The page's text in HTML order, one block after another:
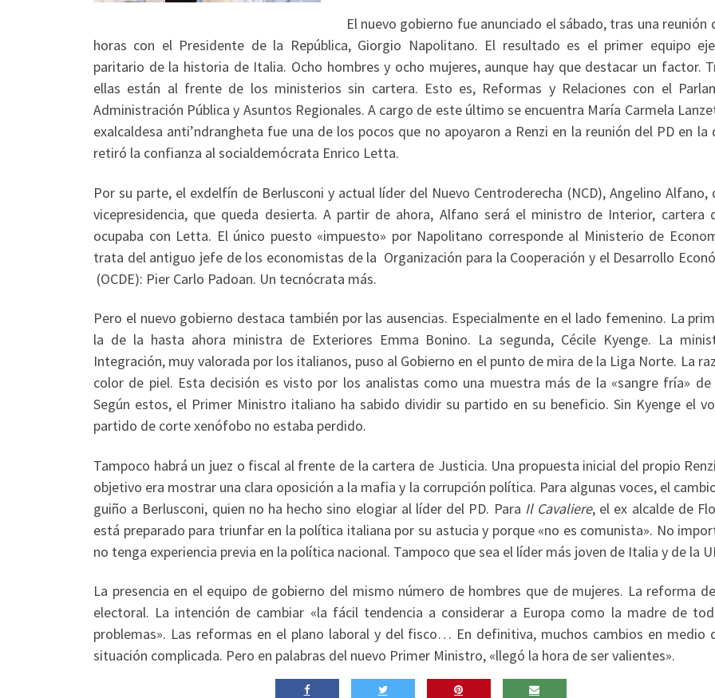
El nuevo gobierno fue anunciado el sábado, tras una reunión
horas con el Presidente de la República, Giorgio Napolitano. El resultado es el primer equipo
paritario de la historia de Italia. Ocho hombres y ocho mujeres, aunque hay que destacar un factor.
ellas están al frente de los ministerios sin cartera. Esto es, Reformas y Relaciones con el
Administración Pública y Asuntos Regionales. A cargo de este último se encuentra María Carmela
exalcaldesa anti’ndrangheta fue una de los pocos que no apoyaron a Renzi en la reunión del PD en la
retiró la confianza al socialdemócrata Enrico Letta.
Por su parte, el exdelfín de Berlusconi y actual líder del Nuevo Centroderecha (NCD), Angelino Alfano,
vicepresidencia, que queda desierta. A partir de ahora, Alfano será el ministro de Interior, cartera
ocupaba con Letta. El único puesto «impuesto» por Napolitano corresponde al Ministerio de
trata del antiguo jefe de los economistas de la Organización para la Cooperación y el Desarrollo
(OCDE): Pier Carlo Padoan. Un tecnócrata más.
Pero el nuevo gobierno destaca también por las ausencias. Especialmente en el lado femenino. La
la de la hasta ahora ministra de Exteriores Emma Bonino. La segunda, Cécile Kyenge. La
Integración, muy valorada por los italianos, puso al Gobierno en el punto de mira de la Liga Norte. La
color de piel. Esta decisión es visto por los analistas como una muestra más de la «sangre fría» de
Según estos, el Primer Ministro italiano ha sabido dividir su partido en su beneficio. Sin Kyenge el
partido de corte xenófobo no estaba perdido.
Tampoco habrá un juez o fiscal al frente de la cartera de Justicia. Una propuesta inicial del propio
objetivo era mostrar una clara oposición a la mafia y la corrupción política. Para algunas voces, el
guiño a Berlusconi, quien no ha hecho sino elogiar al líder del PD. Para Il Cavaliere, el ex alcalde de
está preparado para triunfar en la política italiana por su astucia y porque «no es comunista». No
no tenga experiencia previa en la política nacional. Tampoco que sea el líder más joven de Italia y de la
La presencia en el equipo de gobierno del mismo número de hombres que de mujeres. La reforma
electoral. La intención de cambiar «la fácil tendencia a considerar a Europa como la madre de
problemas». Las reformas en el plano laboral y del fisco… En definitiva, muchos cambios en medio
situación complicada. Pero en palabras del nuevo Primer Ministro, «llegó la hora de ser valientes».